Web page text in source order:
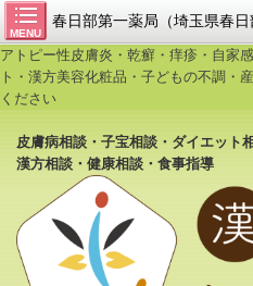
MENU
春日部第一薬局（埼玉県春日
アトピー性皮膚炎・乾癬・痒疹・自家
ト・漢方美容化粧品・子どもの不調
ください
皮膚病相談・子宝相談・ダイエット
漢方相談・健康相談・食事指導